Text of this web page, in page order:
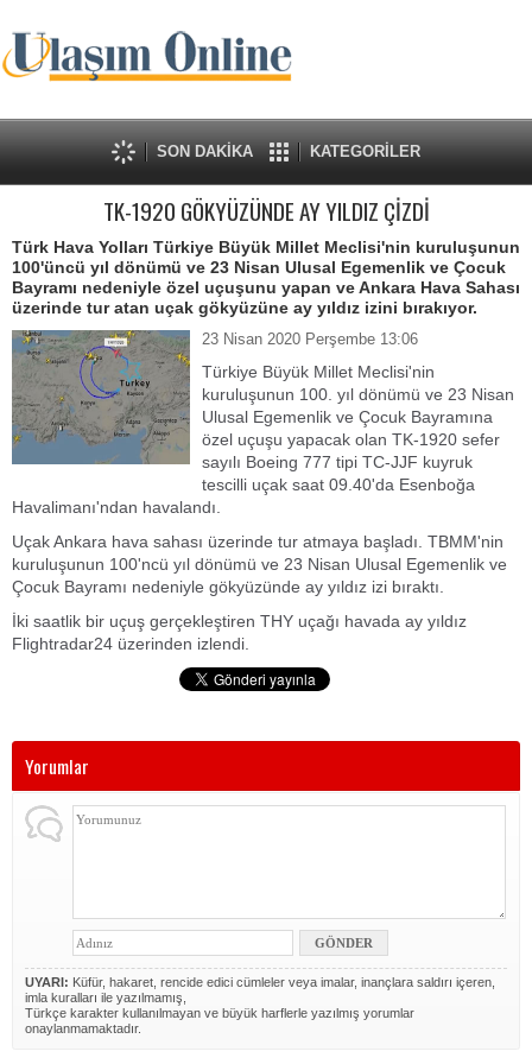
SON DAKİKA KATEGORİLER
TK-1920 GÖKYÜZÜNDE AY YILDIZ ÇİZDİ
Türk Hava Yolları Türkiye Büyük Millet Meclisi'nin kuruluşunun
100'üncü yıl dönümü ve 23 Nisan Ulusal Egemenlik ve Çocuk
Bayramı nedeniyle özel uçuşunu yapan ve Ankara Hava Sahası
üzerinde tur atan uçak gökyüzüne ay yıldız izini bırakıyor.
23 Nisan 2020 Perşembe 13:06
Türkiye Büyük Millet Meclisi'nin
kuruluşunun 100. yıl dönümü ve 23 Nisan
Ulusal Egemenlik ve Çocuk Bayramına
özel uçuşu yapacak olan TK-1920 sefer
sayılı Boeing 777 tipi TC-JJF kuyruk
tescilli uçak saat 09.40'da Esenboğa
Havalimanı'ndan havalandı.
Uçak Ankara hava sahası üzerinde tur atmaya başladı. TBMM'nin
kuruluşunun 100'ncü yıl dönümü ve 23 Nisan Ulusal Egemenlik ve
Çocuk Bayramı nedeniyle gökyüzünde ay yıldız izi bıraktı.
İki saatlik bir uçuş gerçekleştiren THY uçağı havada ay yıldız
Flightradar24 üzerinden izlendi.
Yorumlar
UYARI: Küfür, hakaret, rencide edici cümleler veya imalar, inançlara saldırı içeren,
imla kuralları ile yazılmamış,
Türkçe karakter kullanılmayan ve büyük harflerle yazılmış yorumlar
onaylanmamaktadır.